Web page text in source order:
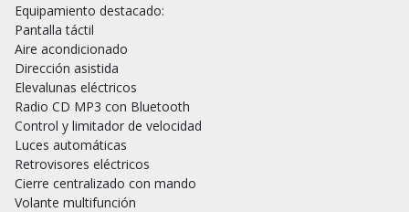
Equipamiento destacado:
Pantalla táctil
Aire acondicionado
Dirección asistida
Elevalunas eléctricos
Radio CD MP3 con Bluetooth
Control y limitador de velocidad
Luces automáticas
Retrovisores eléctricos
Cierre centralizado con mando
Volante multifunción